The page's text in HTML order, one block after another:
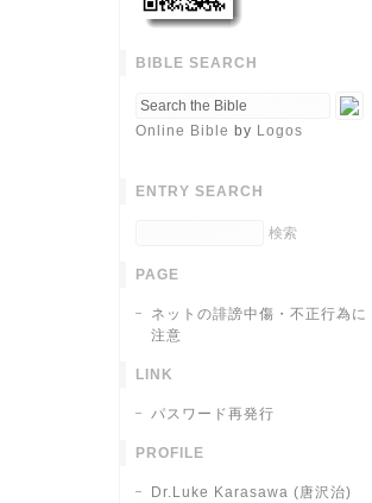
BIBLE SEARCH
Online Bible by Logos
ENTRY SEARCH
PAGE
ネットの誹謗中傷・不正行為に
注意
LINK
パスワード再発行
PROFILE
Dr.Luke Karasawa (唐沢治)